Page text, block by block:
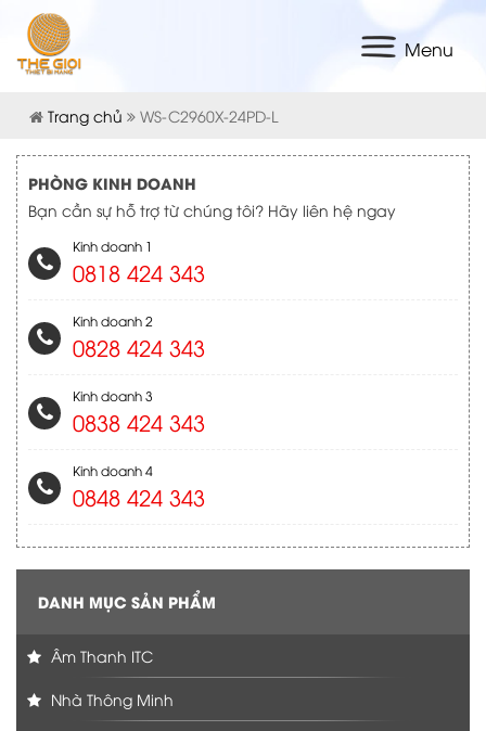
Menu
Trang chủ WS-C2960X-24PD-L
PHÒNG KINH DOANH
Bạn cần sự hỗ trợ từ chúng tôi? Hãy liên hệ ngay
Kinh doanh 1
0818 424 343
Kinh doanh 2
0828 424 343
Kinh doanh 3
0838 424 343
Kinh doanh 4
0848 424 343
DANH MỤC SẢN PHẨM
Âm Thanh ITC
Nhà Thông Minh